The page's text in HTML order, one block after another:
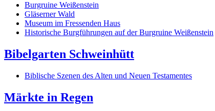
Burgruine Weißenstein
Gläserner Wald
Museum im Fressenden Haus
Historische Burgführungen auf der Burgruine Weißenstein
Bibelgarten Schweinhütt
Biblische Szenen des Alten und Neuen Testamentes
Märkte in Regen